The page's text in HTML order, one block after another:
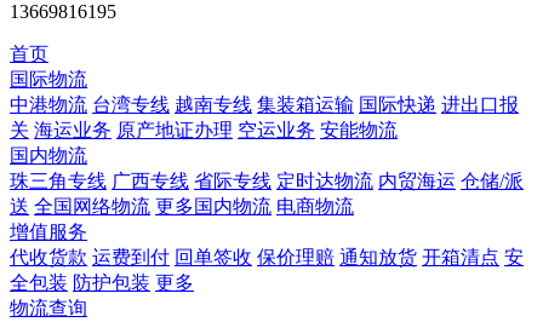
13669816195
首页
国际物流
中港物流 台湾专线 越南专线 集装箱运输 国际快递 进出口报
关 海运业务 原产地证办理 空运业务 安能物流
国内物流
珠三角专线 广西专线 省际专线 定时达物流 内贸海运 仓储/派
送 全国网络物流 更多国内物流 电商物流
增值服务
代收货款 运费到付 回单签收 保价理赔 通知放货 开箱清点 安
全包装 防护包装 更多
物流查询